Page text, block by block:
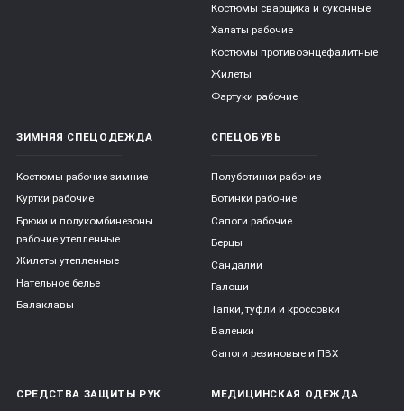
Костюмы сварщика и суконные
Халаты рабочие
Костюмы противоэнцефалитные
Жилеты
Фартуки рабочие
ЗИМНЯЯ СПЕЦОДЕЖДА
Костюмы рабочие зимние
Куртки рабочие
Брюки и полукомбинезоны
рабочие утепленные
Жилеты утепленные
Нательное белье
Балаклавы
СПЕЦОБУВЬ
Полуботинки рабочие
Ботинки рабочие
Сапоги рабочие
Берцы
Сандалии
Галоши
Тапки, туфли и кроссовки
Валенки
Сапоги резиновые и ПВХ
СРЕДСТВА ЗАЩИТЫ РУК МЕДИЦИНСКАЯ ОДЕЖДА